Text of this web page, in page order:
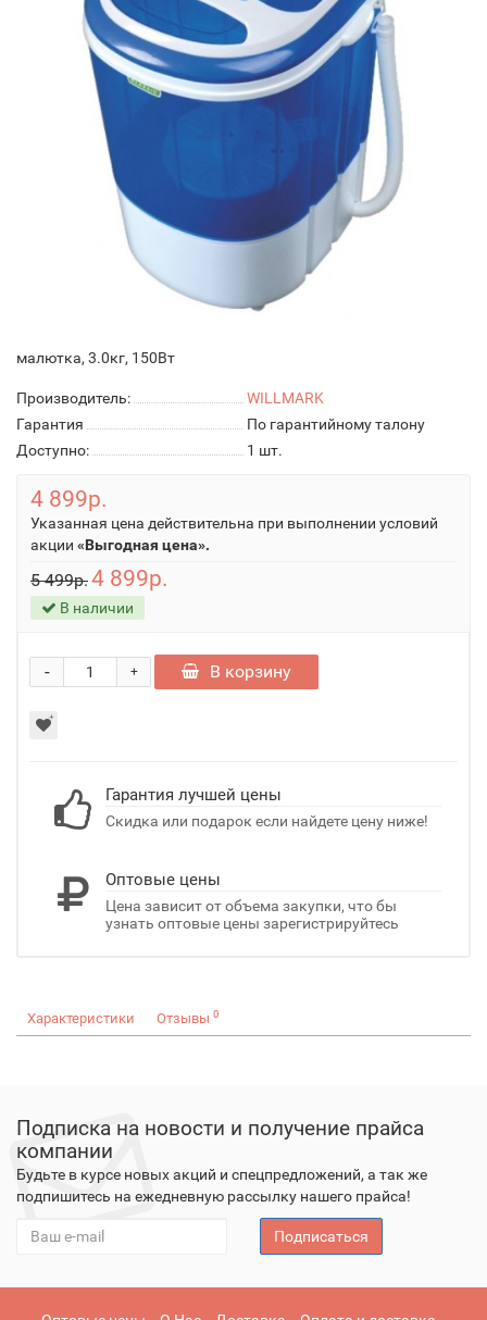
малютка, 3.0кг, 150Вт
Производитель:
WILLMARK
Гарантия
По гарантийному талону
Доступно:
1 шт.
4 899р.
Указанная цена действительна при выполнении условий
акции «Выгодная цена».
5 499р.4 899р.
В наличии
+
- В корзину
Гарантия лучшей цены
Скидка или подарок если найдете цену ниже!
Оптовые цены
Цена зависит от объема закупки, что бы
узнать оптовые цены зарегистрируйтесь
Характеристики Отзывы 0
Подписка на новости и получение прайса
компании
Будьте в курсе новых акций и спецпредложений, а так же
подпишитесь на ежедневную рассылку нашего прайса!
Подписаться